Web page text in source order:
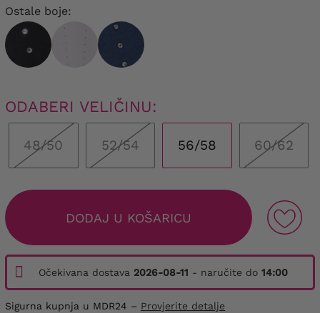
Ostale boje:
ODABERI VELIČINU:
48/50 52/54 56/58 60/62
DODAJ U KOŠARICU
Očekivana dostava 2026-08-11 - naručite do 14:00
Sigurna kupnja u MDR24 – Provjerite detalje